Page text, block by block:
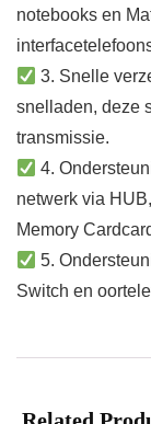
notebooks en
3. Snelle
snelladen, deze
transmissie.
4.
netwerk via
Memory
5.
Switch en